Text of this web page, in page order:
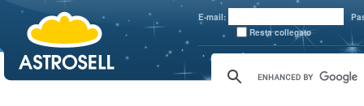
E-mail:
Resta collegato